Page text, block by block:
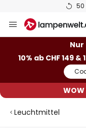
50
Inhalt
Nur
10% ab CHF 149 &
Leuchtmittel